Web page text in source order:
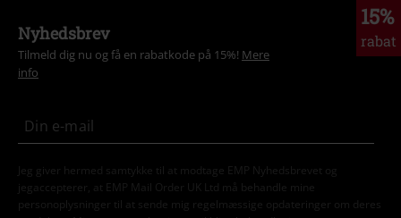
15%
rabat
Nyhedsbrev
Tilmeld dig nu og få en rabatkode på 15%! Mere
info
Jeg giver hermed samtykke til at modtage EMP Nyhedsbrevet og
jegaccepterer, at EMP Mail Order UK Ltd må behandle mine
personoplysninger til at sende mig regelmæssige opdateringer om deres